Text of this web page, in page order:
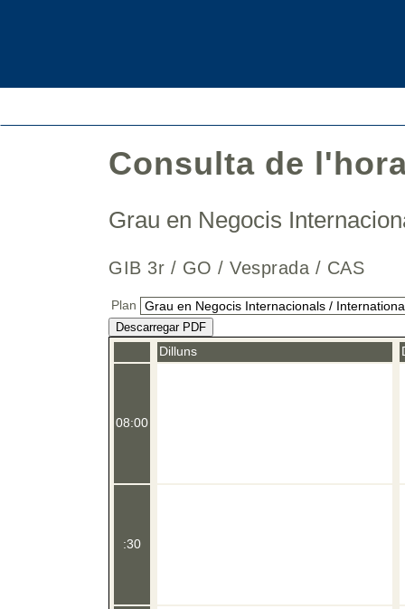
Consulta de
Grau en Negocis
GIB 3r / GO / Vesprada / CAS
Plan
Descarregar PDF
08:00
:30
Dilluns